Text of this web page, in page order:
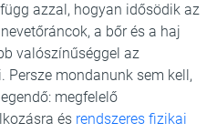
azzal, hogyan idősödik az
a bőr és a haj
valószínűséggel az
Persze mondanunk sem kell,
megfelelő
és rendszeres fizikai